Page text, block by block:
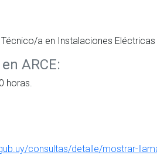
a en Instalaciones
ARCE:
horas.
consultas/detalle/mostrar-